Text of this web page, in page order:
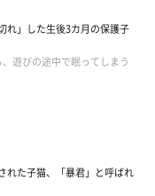
れ」した生後3カ月の保護子
遊びの途中で眠ってしまう
れた子猫、「暴君」と呼ばれ